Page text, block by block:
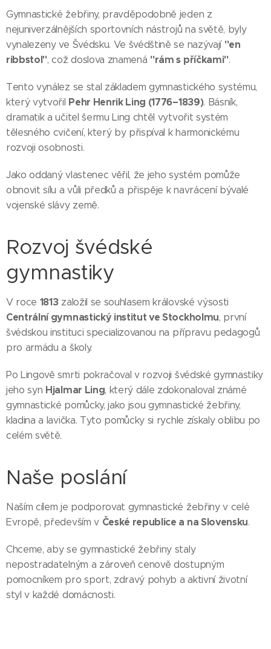
zad a
profesion
tréninkov
ou lavici
pro
komplexn
í domácí
trénink.
každému
nákupu
10 119 Kč
zcela
zdarma.
DOPRAV
ZDARMA
Gymnastické žebřiny, pravděpodobně jeden z
nejuniverzálnějších sportovních nástrojů na světě, byly
vynalezeny ve Švédsku. Ve švédštině se nazývají "en
ribbstol", což doslova znamená "rám s příčkami".
Tento vynález se stal základem gymnastického systému,
který vytvořil Pehr Henrik Ling (1776–1839). Básník,
dramatik a učitel šermu Ling chtěl vytvořit systém
tělesného cvičení, který by přispíval k harmonickému
rozvoji osobnosti.
Jako oddaný vlastenec věřil, že jeho systém pomůže
obnovit sílu a vůli předků a přispěje k navrácení bývalé
vojenské slávy země.
Rozvoj švédské
gymnastiky
V roce 1813založil se souhlasem královské výsosti
Centrální gymnastický institut ve Stockholmu, první
švédskou instituci specializovanou na přípravu pedagogů
pro armádu a školy.
Po Lingově smrti pokračoval v rozvoji švédské gymnastiky
jeho syn Hjalmar Ling, který dále zdokonaloval známé
gymnastické pomůcky, jako jsou gymnastické žebřiny,
kladina a lavička. Tyto pomůcky si rychle získaly oblibu po
celém světě.
Naše poslání
Naším cílem je podporovat gymnastické žebřiny v celé
Evropě, především v České republice a na Slovensku.
Chceme, aby se gymnastické žebřiny staly
nepostradatelným a zároveň cenově dostupným
pomocníkem pro sport, zdravý pohyb a aktivní životní
styl v každé domácnosti.